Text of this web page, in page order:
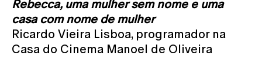
Rebecca, uma mulher sem nome e uma
casa com nome de mulher
Ricardo Vieira Lisboa, programador na
Casa do Cinema Manoel de Oliveira